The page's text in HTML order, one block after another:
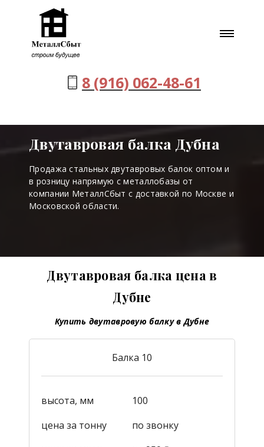
8 (916) 062-48-61
Двутавровая балка Дубна
Продажа стальных двутавровых балок оптом и
в розницу напрямую с металлобазы от
компании МеталлСбыт с доставкой по Москве и
Московской области.
Двутавровая балка цена в
Дубне
Купить двутавровую балку в Дубне
Балка 10
высота, мм
100
цена за тонну
по звонку